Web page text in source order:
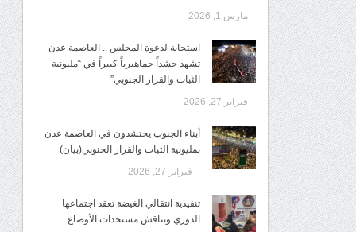
مارس 1, 2026
استجابة لدعوة المجلس .. العاصمة عدن
تشهد حشداً جماهيرياً كبيراً في “مليونية
الثبات والقرار الجنوبي”
فبراير 27, 2026
أبناء الجنوب يحتشدون في العاصمة عدن
بمليونية الثبات والقرار الجنوبي(بيان)
فبراير 27, 2026
تنفيذية انتقالي الغيضة تعقد اجتماعها
الدوري وتناقش مستجدات الأوضاع